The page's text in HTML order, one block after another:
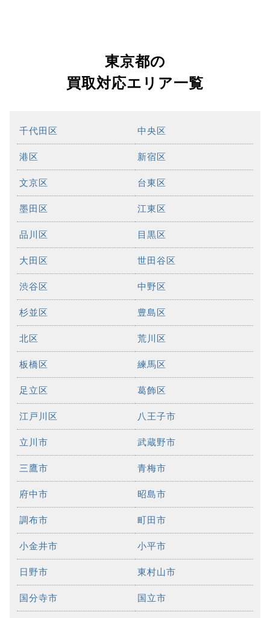
東京都の
買取対応エリア一覧
千代田区 中央区
港区 新宿区
文京区 台東区
墨田区 江東区
品川区 目黒区
大田区 世田谷区
渋谷区 中野区
杉並区 豊島区
北区 荒川区
板橋区 練馬区
足立区 葛飾区
江戸川区 八王子市
立川市 武蔵野市
三鷹市 青梅市
府中市 昭島市
調布市 町田市
小金井市 小平市
日野市 東村山市
国分寺市 国立市